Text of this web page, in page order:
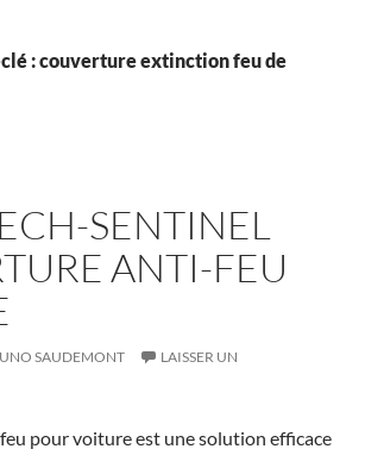
: couverture extinction feu de
SENTINEL
ANTI-FEU
SAUDEMONT
LAISSER UN
pour voiture est une solution efficace